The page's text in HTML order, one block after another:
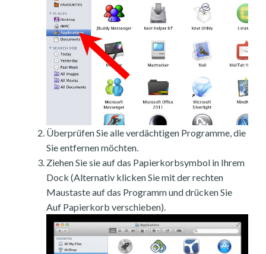
Überprüfen Sie alle verdächtigen Programme, die
Sie entfernen möchten.
Ziehen Sie sie auf das Papierkorbsymbol in Ihrem
Dock (Alternativ klicken Sie mit der rechten
Maustaste auf das Programm und drücken Sie
Auf Papierkorb verschieben).